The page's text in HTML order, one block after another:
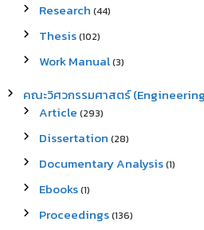
Research (44)
Thesis(102)
Work Manual(3)
คณะวิศวกรรมศาสตร์
Article (293)
Dissertation (28)
Documentary Analysis(1)
Ebooks(1)
Proceedings(136)